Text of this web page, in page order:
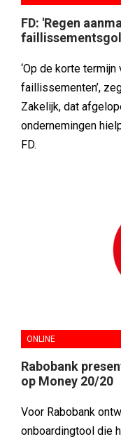
FD: 'Regen
‘Op de korte
faillissementen’,
Zakelijk, dat
ondernemingen
FD.
ONLINE
Rabobank
op Money 20/20
Voor Rabobank
onboardingtool die